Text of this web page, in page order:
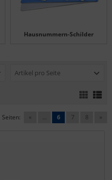
Hausnummern-Schilder
Artikel pro Seite
Seiten: « ... 6 7 8 »